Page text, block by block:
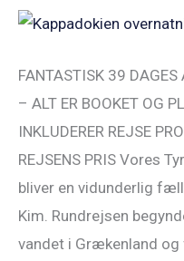
FANTASTISK 39 DAGES
– ALT ER BOOKET OG
INKLUDERER REJSE
REJSENS PRIS Vores
bliver en vidunderlig
Kim. Rundrejsen
vandet i Grækenland
Tyrkiet
Rundrejse
16APR26